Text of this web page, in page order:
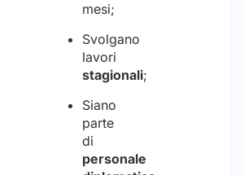
mesi;
Svolgano
lavori
stagionali;
Siano
parte
di
personale